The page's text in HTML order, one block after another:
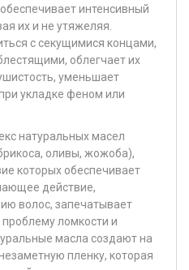
интенсивный
их и не утяжеляя.
с секущимися концами,
облегчает их
уменьшает
укладке феном или
натуральных масел
оливы, жожоба),
которых обеспечивает
действие,
волос, запечатывает
ломкости и
масла создают на
пленку, которая